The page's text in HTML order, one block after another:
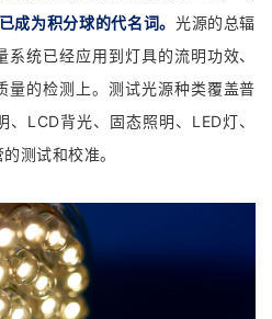
为积分球的代名词。 光源的总辐
统已经应用到灯具的流明功效、
量的检测上。测试光源种类覆盖普
LCD背光、固态照明、LED灯、
测试和校准。